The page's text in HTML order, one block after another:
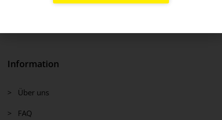
Information
> Über uns
> FAQ